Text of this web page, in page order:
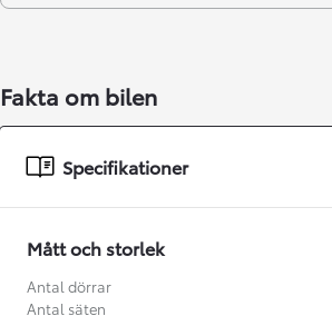
Från 599 900 kr
Fakta om bilen
Specifikationer
Mått och storlek
Antal dörrar
Antal säten